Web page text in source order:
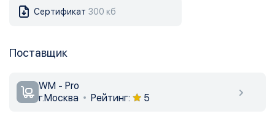
Сертификат 300 кб
Поставщик
WM - Pro
г.Москва
Рейтинг: 5